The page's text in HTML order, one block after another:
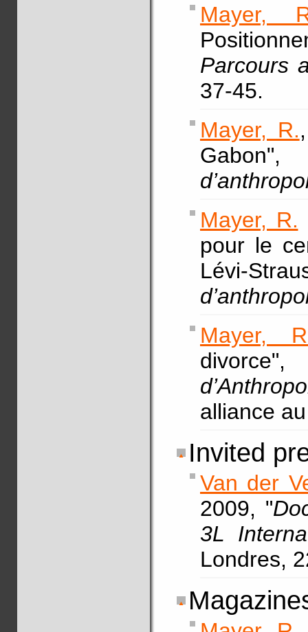
Mayer,
Parcours
37-45.
Mayer, R.
Mayer, R.
pour le
Lévi-
Mayer,
alliance
Invited
Van der
2009, "
3L
Londres,